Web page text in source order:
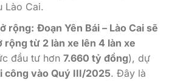
Lào Cai.
rộng: Đoạn Yên Bái – Lào Cai sẽ
rộng từ 2 làn xe lên 4 làn xe
đầu tư hơn 7.660 tỷ đồng), dự
công vào Quý III/2025. Đây là